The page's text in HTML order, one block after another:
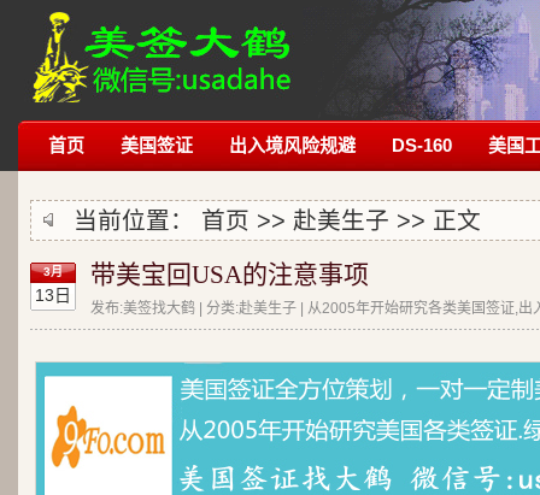
首页 美国签证 出入境风险规避 DS-160 美国
当前位置： 首页 >> 赴美生子 >> 正文
3月
13日
带美宝回USA的注意事项
发布:美签找大鹤 | 分类:赴美生子 | 从2005年开始研究各类美国签证,出